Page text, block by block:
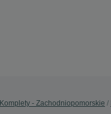
Komplety - Zachodniopomorskie